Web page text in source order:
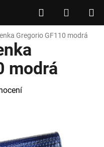
Hledat
KOŠÍK
Gregorio GF110 modrá
modrá